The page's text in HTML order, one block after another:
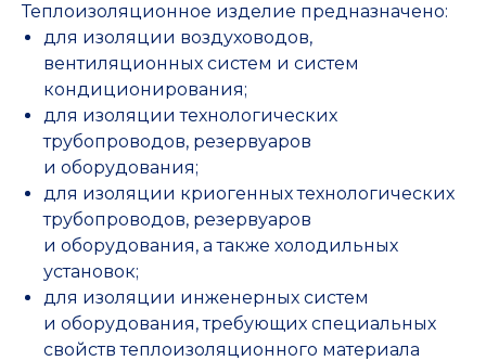
Теплоизоляционное изделие предназначено:
для изоляции воздуховодов,
вентиляционных систем и систем
кондиционирования;
для изоляции технологических
трубопроводов, резервуаров
и оборудования;
для изоляции криогенных технологических
трубопроводов, резервуаров
и оборудования, а также холодильных
установок;
для изоляции инженерных систем
и оборудования, требующих специальных
свойств теплоизоляционного материала